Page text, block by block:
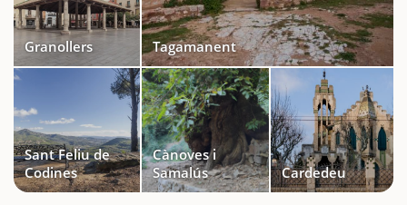
Granollers Tagamanent
Sant Feliu de
Codines
Cànoves i
Samalús
Cardedeu